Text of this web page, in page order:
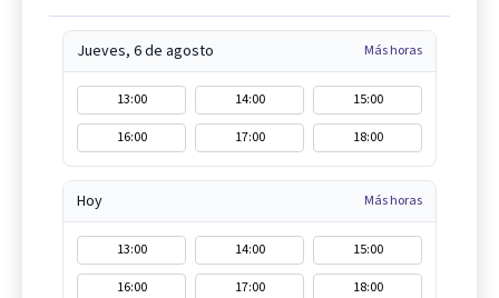
Jueves, 6 de agosto Más horas
13:00 14:00
15:00
16:00
17:00 18:00
Hoy Más horas
13:00 14:00
15:00
16:00
17:00 18:00